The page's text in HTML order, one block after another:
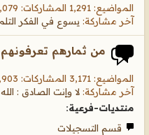
المواضيع: 1,291 المشاركات: 16,079
آخر مشاركة: يسوع في الفكر
من ثمارهم تعرفونهم
المواضيع: 3,171 المشاركات: 20,903
آخر مشاركة: لا وإنت الصادق :
منتديات-فرعية:
قسم التسجيلات